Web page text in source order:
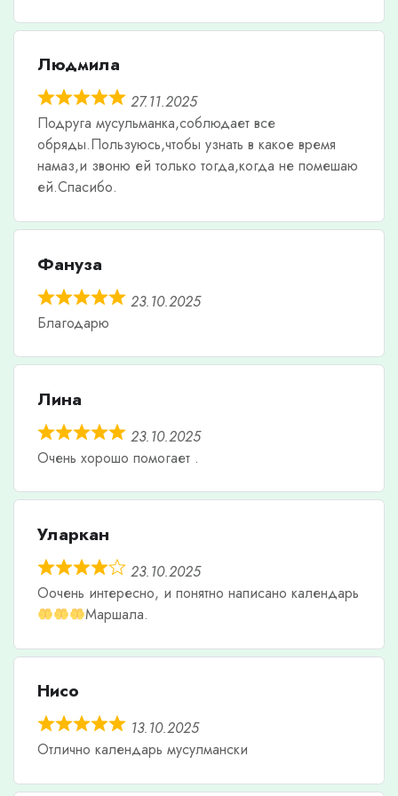
Людмила
27.11.2025
Подруга мусульманка,соблюдает все
обряды.Пользуюсь,чтобы узнать в какое время
намаз,и звоню ей только тогда,когда не помешаю
ей.Спасибо.
Фануза
23.10.2025
Благодарю
Лина
23.10.2025
Очень хорошо помогает .
Уларкан
23.10.2025
Оочень интересно, и понятно написано календарь
Маршала.
Нисо
13.10.2025
Отлично календарь мусулмански